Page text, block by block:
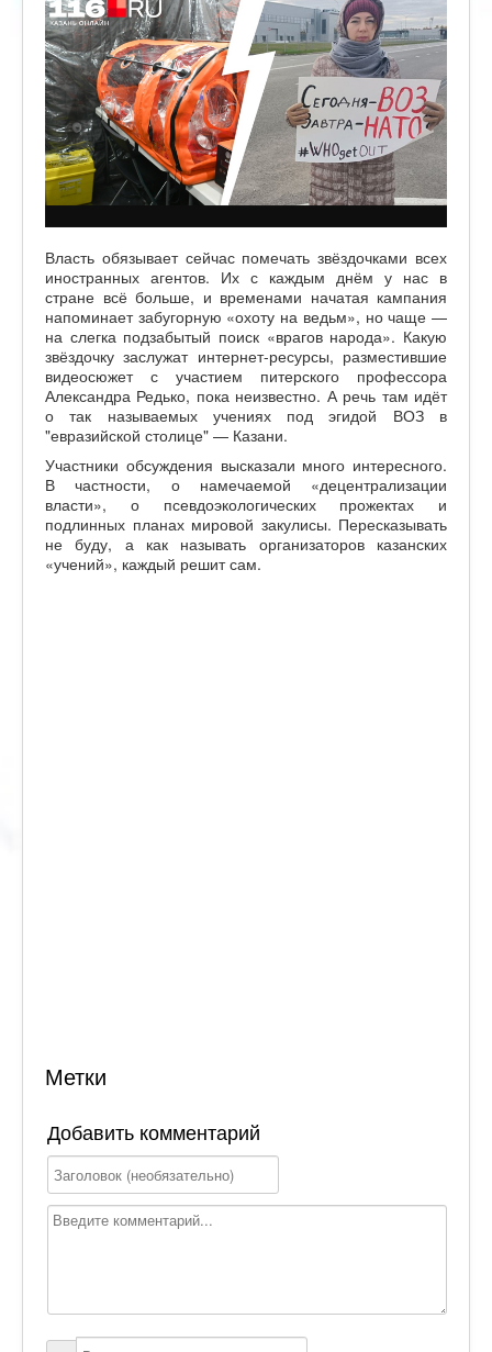
Власть обязывает сейчас помечать звёздочками всех
иностранных агентов. Их с каждым днём у нас в
стране всё больше, и временами начатая кампания
напоминает забугорную «охоту на ведьм», но чаще —
на слегка подзабытый поиск «врагов народа». Какую
звёздочку заслужат интернет-ресурсы, разместившие
видеосюжет с участием питерского профессора
Александра Редько, пока неизвестно. А речь там идёт
о так называемых учениях под эгидой ВОЗ в
"евразийской столице" — Казани.
Участники обсуждения высказали много интересного.
В частности, о намечаемой «децентрализации
власти», о псевдоэкологических прожектах и
подлинных планах мировой закулисы. Пересказывать
не буду, а как называть организаторов казанских
«учений», каждый решит сам.
Метки
Добавить комментарий